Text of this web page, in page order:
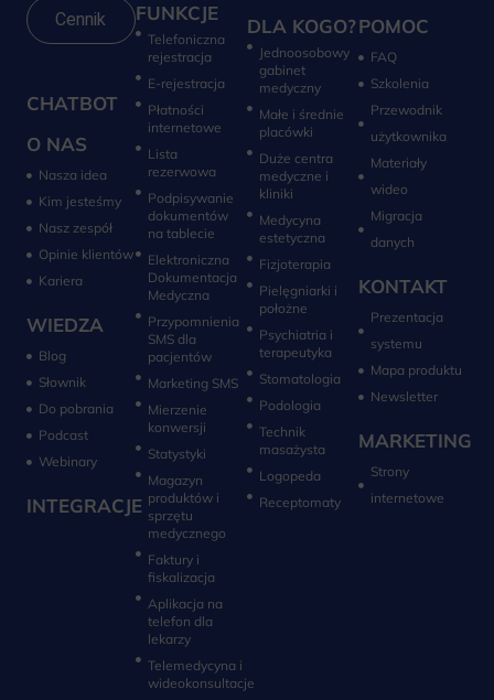
Cennik
CHATBOT
O NAS
Nasza idea
Kim jesteśmy
Nasz zespół
Opinie klientów
Kariera
WIEDZA
Blog
Słownik
Do pobrania
Podcast
Webinary
INTEGRACJE
FUNKCJE
Telefoniczna
rejestracja
E-rejestracja
Płatności
internetowe
Lista
rezerwowa
Podpisywanie
dokumentów
na tablecie
Elektroniczna
Dokumentacja
Medyczna
Przypomnienia
SMS dla
pacjentów
Marketing SMS
Mierzenie
konwersji‎
Statystyki
Magazyn
produktów i
sprzętu
medycznego
Faktury i
fiskalizacja
Aplikacja na
telefon dla
lekarzy
Telemedycyna i
wideokonsultacje‎
DLA KOGO?
Jednoosobowy
gabinet
medyczny
Małe i średnie
placówki
Duże centra
medyczne i
kliniki
Medycyna
estetyczna
Fizjoterapia
Pielęgniarki i
położne
Psychiatria i
terapeutyka
Stomatologia
Technik
masażysta
Logopeda
POMOC
FAQ
Szkolenia
Przewodnik
użytkownika
Materiały
wideo
Migracja
danych
KONTAKT
Prezentacja
systemu
Mapa produktu
Newsletter
MARKETING
Strony
internetowe